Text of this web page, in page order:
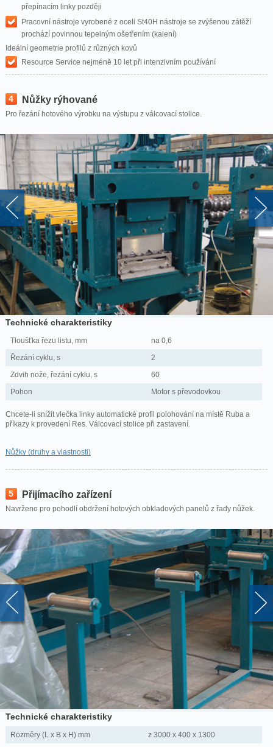
přepínacím linky později
Pracovní nástroje vyrobené z oceli St40H nástroje se zvýšenou zátěží
prochází povinnou tepelným ošetřením (kalení)
Ideální geometrie profilů z různých kovů
Resource Service nejméně 10 let při intenzivním používání
4 Nůžky rýhované
Pro řezání hotového výrobku na výstupu z válcovací stolice.
Technické charakteristiky
Tloušťka řezu listu, mm
na 0,6
Řezání cyklu, s
2
Zdvih nože, řezání cyklu, s
60
Pohon
Motor s převodovkou
Chcete-li snížit vlečka linky automatické profil polohování na místě Ruba a
příkazy k provedení Res. Válcovací stolice při zastavení.
Nůžky (druhy a vlastnosti)
5 Přijímacího zařízení
Navrženo pro pohodlí obdržení hotových obkladových panelů z řady nůžek.
Technické charakteristiky
Rozměry (L x B x H) mm z 3000 x 400 x 1300